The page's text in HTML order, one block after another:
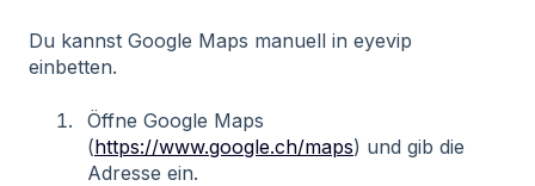
Du kannst Google Maps manuell in eyevip
einbetten.
Öffne Google Maps
(https://www.google.ch/maps) und gib die
Adresse ein.